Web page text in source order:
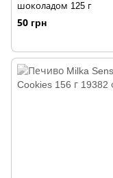
шоколадом 125 г
50 грн